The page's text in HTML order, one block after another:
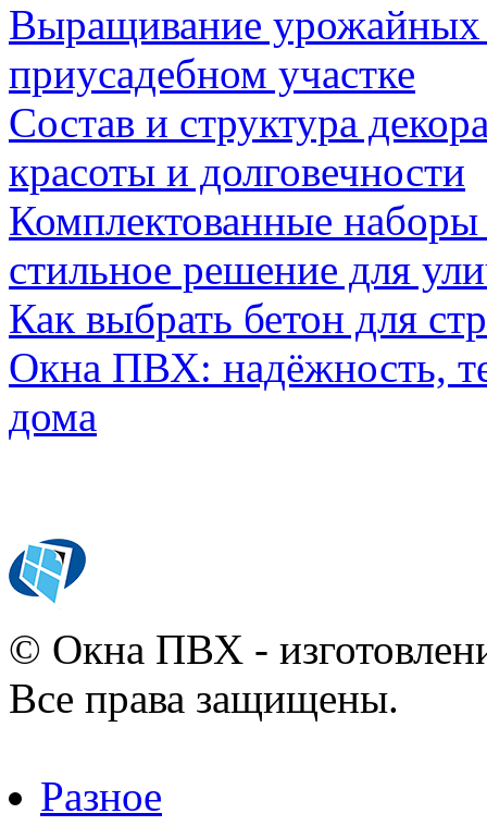
Выращивание урожайных
приусадебном участке
Состав и структура
красоты и долговечности
Комплектованные наборы
стильное решение для
Как выбрать бетон для
Окна ПВХ: надёжность,
дома
© Окна ПВХ -
Все права защищены.
Разное